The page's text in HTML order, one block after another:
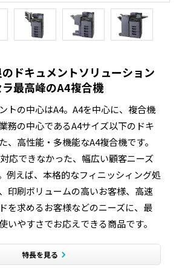
ドキュメントソリューション
最高峰のA4複合機
トの中心はA4。A4を中心に、複合機
務の中心であるA4サイズ以下のドキ
、高性能・多機能なA4複合機です。
応できなかった、幅広い顧客ニーズ
例えば、本格的なフィニッシィング処
印刷ボリュームの高いお客様、高速
を求めるお客様などのニーズに、最
いやすさでお応えできる商品です。
特長を見る